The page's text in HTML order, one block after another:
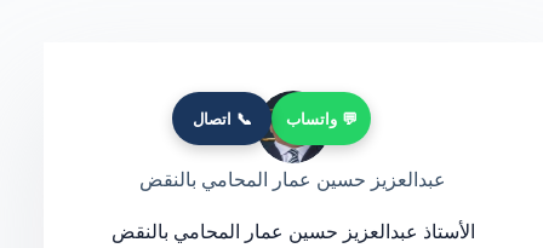
عبدالعزيز حسين عمار المحامي بالنقض
الأستاذ عبدالعزيز حسين عمار المحامي بالنقض
💬 واتساب 📞 اتصال